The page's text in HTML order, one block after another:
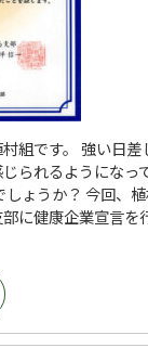
組です。 強い日差
られるようになっ
ょうか？ 今回、
に健康企業宣言を